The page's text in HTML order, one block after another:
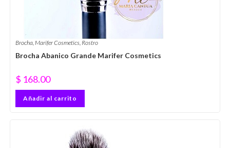
Brocha,Marifer Cosmetics, Rostro
Brocha Abanico Grande Marifer Cosmetics
$ 168.00
Añadir al carrito